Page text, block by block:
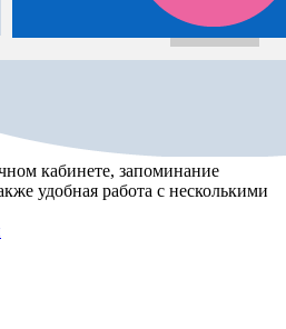
кабинете, запоминание
удобная работа с несколькими